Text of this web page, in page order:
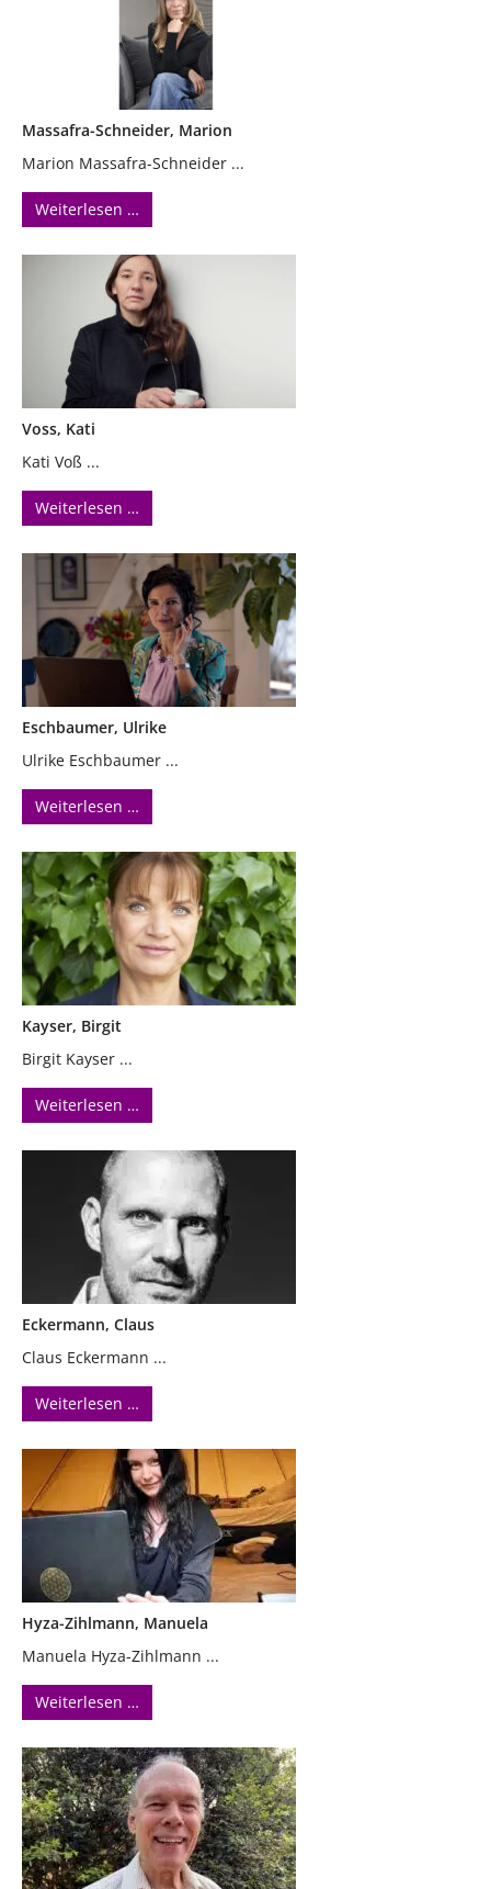
Massafra-Schneider, Marion
Marion Massafra-Schneider ...
Weiterlesen …
Voss, Kati
Kati Voß ...
Weiterlesen …
Eschbaumer, Ulrike
Ulrike Eschbaumer ...
Weiterlesen …
Kayser, Birgit
Birgit Kayser ...
Weiterlesen …
Eckermann, Claus
Claus Eckermann ...
Weiterlesen …
Hyza-Zihlmann, Manuela
Manuela Hyza-Zihlmann ...
Weiterlesen …